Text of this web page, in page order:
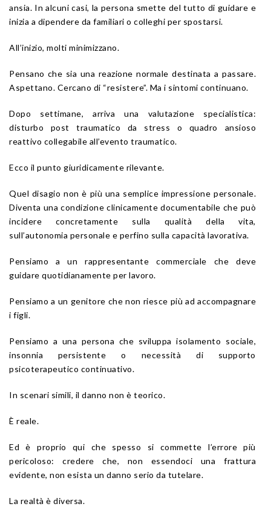
ansia. In alcuni casi, la persona smette del tutto di guidare e
inizia a dipendere da familiari o colleghi per spostarsi.
All’inizio, molti minimizzano.
Pensano che sia una reazione normale destinata a passare.
Aspettano. Cercano di “resistere”. Ma i sintomi continuano.
Dopo settimane, arriva una valutazione specialistica:
disturbo post traumatico da stress o quadro ansioso
reattivo collegabile all’evento traumatico.
Ecco il punto giuridicamente rilevante.
Quel disagio non è più una semplice impressione personale.
Diventa una condizione clinicamente documentabile che può
incidere concretamente sulla qualità della vita,
sull’autonomia personale e perfino sulla capacità lavorativa.
Pensiamo a un rappresentante commerciale che deve
guidare quotidianamente per lavoro.
Pensiamo a un genitore che non riesce più ad accompagnare
i figli.
Pensiamo a una persona che sviluppa isolamento sociale,
insonnia persistente o necessità di supporto
psicoterapeutico continuativo.
In scenari simili, il danno non è teorico.
È reale.
Ed è proprio qui che spesso si commette l’errore più
pericoloso: credere che, non essendoci una frattura
evidente, non esista un danno serio da tutelare.
La realtà è diversa.